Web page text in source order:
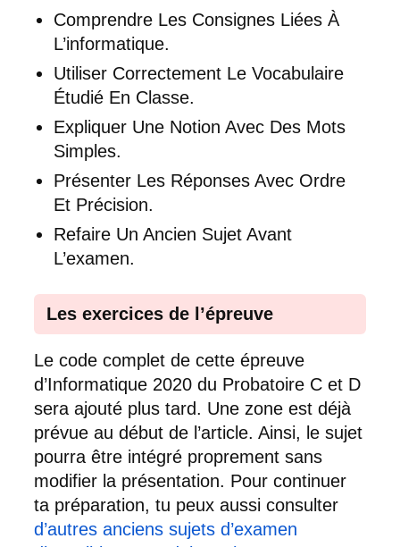
Comprendre Les Consignes Liées À
L’informatique.
Utiliser Correctement Le Vocabulaire
Étudié En Classe.
Expliquer Une Notion Avec Des Mots
Simples.
Présenter Les Réponses Avec Ordre
Et Précision.
Refaire Un Ancien Sujet Avant
L’examen.
Les exercices de l’épreuve
Le code complet de cette épreuve
d’Informatique 2020 du Probatoire C et D
sera ajouté plus tard. Une zone est déjà
prévue au début de l’article. Ainsi, le sujet
pourra être intégré proprement sans
modifier la présentation. Pour continuer
ta préparation, tu peux aussi consulter
d’autres anciens sujets d’examen